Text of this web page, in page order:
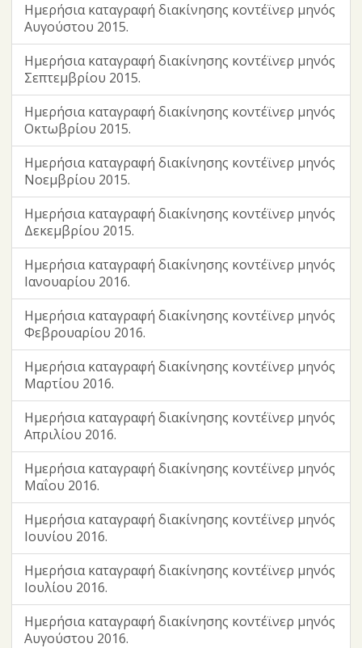
Ημερήσια καταγραφή διακίνησης κοντέϊνερ μηνός
Αυγούστου 2015.
Ημερήσια καταγραφή διακίνησης κοντέϊνερ μηνός
Σεπτεμβρίου 2015.
Ημερήσια καταγραφή διακίνησης κοντέϊνερ μηνός
Οκτωβρίου 2015.
Ημερήσια καταγραφή διακίνησης κοντέϊνερ μηνός
Νοεμβρίου 2015.
Ημερήσια καταγραφή διακίνησης κοντέϊνερ μηνός
Δεκεμβρίου 2015.
Ημερήσια καταγραφή διακίνησης κοντέϊνερ μηνός
Ιανουαρίου 2016.
Ημερήσια καταγραφή διακίνησης κοντέϊνερ μηνός
Φεβρουαρίου 2016.
Ημερήσια καταγραφή διακίνησης κοντέϊνερ μηνός
Μαρτίου 2016.
Ημερήσια καταγραφή διακίνησης κοντέϊνερ μηνός
Απριλίου 2016.
Ημερήσια καταγραφή διακίνησης κοντέϊνερ μηνός
Μαΐου 2016.
Ημερήσια καταγραφή διακίνησης κοντέϊνερ μηνός
Ιουνίου 2016.
Ημερήσια καταγραφή διακίνησης κοντέϊνερ μηνός
Ιουλίου 2016.
Ημερήσια καταγραφή διακίνησης κοντέϊνερ μηνός
Αυγούστου 2016.